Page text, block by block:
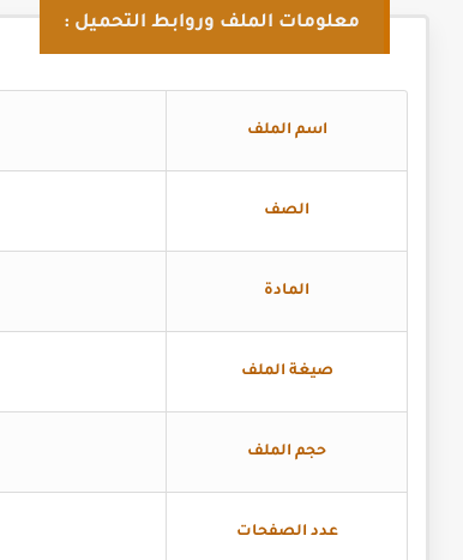
معلومات الملف وروابط التحميل :
اسم الملف
الصف
المادة
صيغة الملف
حجم الملف
عدد الصفحات